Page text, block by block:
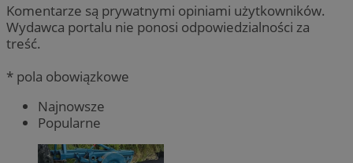
Komentarze są prywatnymi opiniami użytkowników.
Wydawca portalu nie ponosi odpowiedzialności za
treść.
* pola obowiązkowe
Najnowsze
Popularne